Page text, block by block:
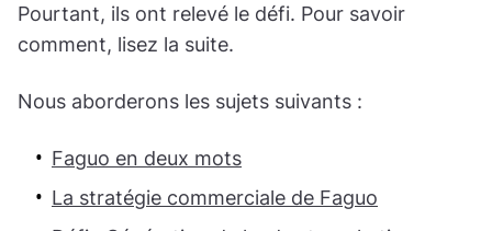
Pourtant, ils ont relevé le défi. Pour savoir
comment, lisez la suite.
Nous aborderons les sujets suivants :
Faguo en deux mots
La stratégie commerciale de Faguo